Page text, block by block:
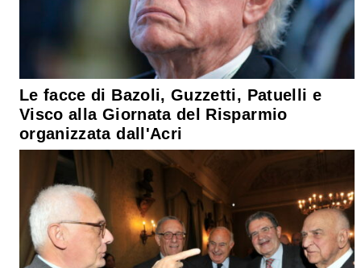
Le facce di Bazoli, Guzzetti, Patuelli e
Visco alla Giornata del Risparmio
organizzata dall'Acri